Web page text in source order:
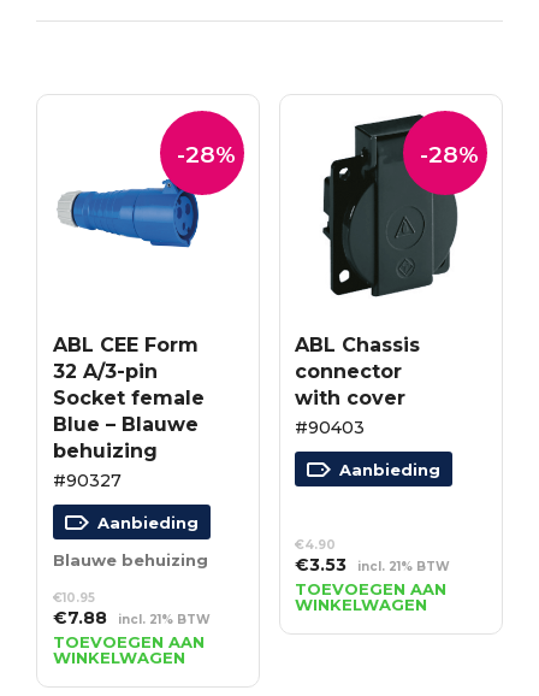
-28%
ABL CEE Form
32 A/3-pin
Socket female
Blue – Blauwe
behuizing
#90327
Aanbieding
Blauwe behuizing
€10.95
Oorspronkelijke
prijs
was:
€10.95.
€7.88Huidige
prijs
is:
€7.88.
incl. 21% BTW
TOEVOEGEN AAN
WINKELWAGEN
-28%
ABL Chassis
connector
with cover
#90403
Aanbieding
€4.90
Oorspronkelijke
prijs
was:
€4.90.
€3.53Huidige
prijs
is:
€3.53.
incl. 21% BTW
TOEVOEGEN AAN
WINKELWAGEN